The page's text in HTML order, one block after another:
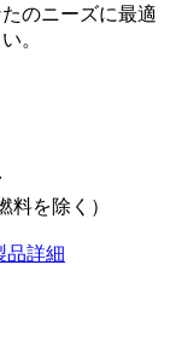
のニーズに最適
。
料を除く）
品詳細